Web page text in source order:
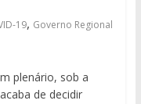
19, Governo Regional
plenário, sob a
de decidir